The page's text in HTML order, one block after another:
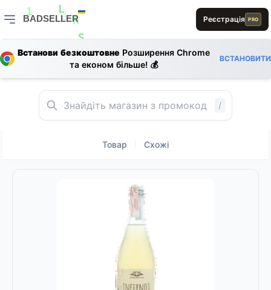
L
L
E
1
R
E
L
S
BADSELLER
BADSELLER — порівняння цін і знижки
Реєстрація PRO
Встанови безкоштовне Розширення Chrome
та економ більше! 💰
ВСТАНОВИТИ
/
Товар Схожі